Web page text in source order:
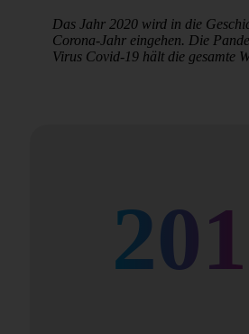
Das Jahr 2020 wird in die
Corona-Jahr eingehen. Die
Virus Covid-19 hält die gesamte